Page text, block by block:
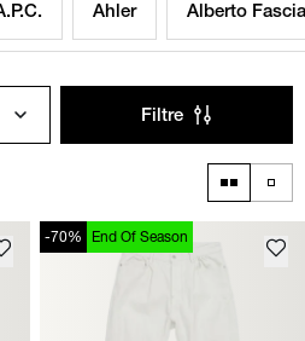
Ahler Alberto
Filtre
-70% End Of Season